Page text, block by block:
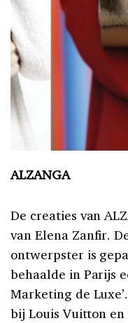
ALZANGA
De creaties van
van Elena Zanfir.
ontwerpster is
behaalde in Parijs
Marketing de
bij Louis Vuitton